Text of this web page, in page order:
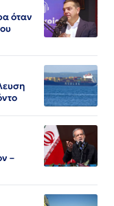
όταν
–